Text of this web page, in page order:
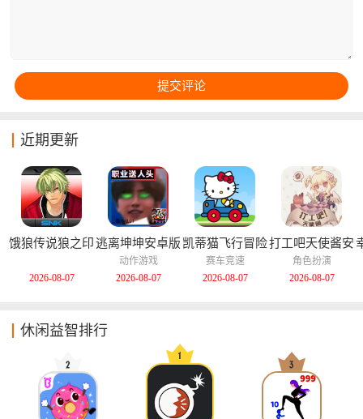
近期更新
饿狼传说狼之印
2026-08-07
逃离坤坤安卓版
动作游戏
2026-08-07
凯蒂猫飞行冒险
中文版
赛车竞速
2026-08-07
打工吧天使酱安
卓版
角色扮演
2026-08-07
休闲益智排行